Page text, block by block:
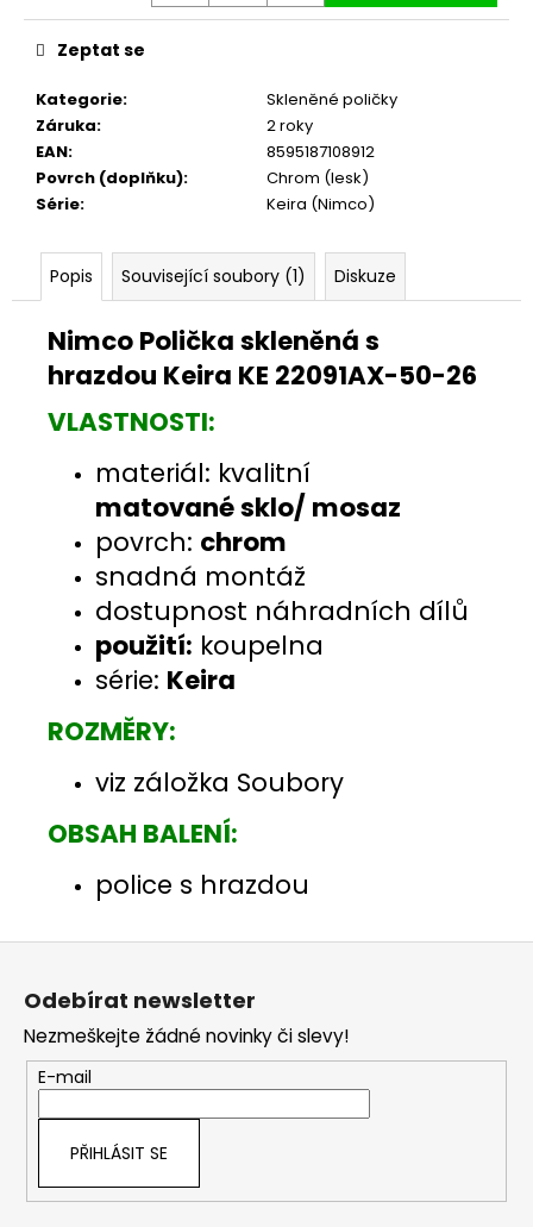
Kategorie:
Skleněné poličky
Záruka:
2 roky
EAN:
8595187108912
Povrch (doplňku):
Chrom (lesk)
Série: Keira (Nimco)
Zeptat se
Popis Související soubory (1) Diskuze
Nimco Polička skleněná s
hrazdou Keira KE 22091AX-50-26
VLASTNOSTI:
materiál: kvalitní
matované sklo/ mosaz
povrch: chrom
snadná montáž
dostupnost náhradních dílů
použití: koupelna
série: Keira
ROZMĚRY:
viz záložka Soubory
OBSAH BALENÍ:
police s hrazdou
Z
Odebírat newsletter
Nezmeškejte žádné novinky či slevy!
E-mail
PŘIHLÁSIT SE